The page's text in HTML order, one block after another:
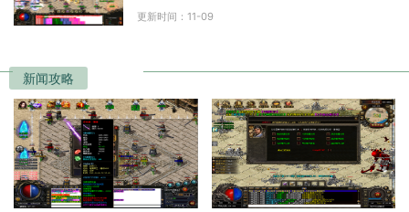
要的，因为不同的职业有着不同的特点和优
更新时间：11-09
新闻攻略